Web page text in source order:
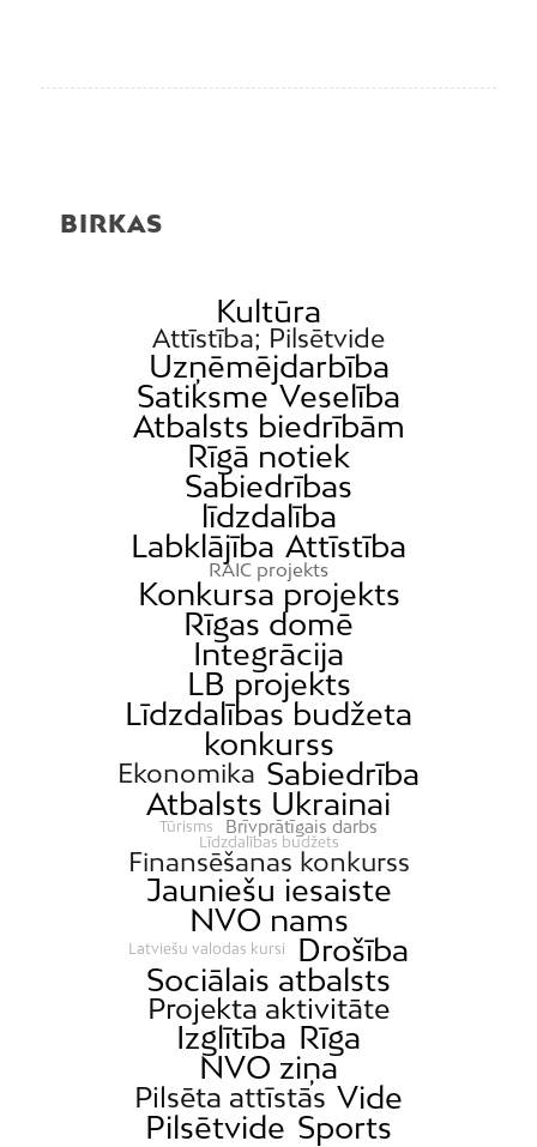
BIRKAS
Kultūra
Attīstība; Pilsētvide
Uzņēmējdarbība
Satiksme Veselība
Atbalsts biedrībām
Rīgā notiek
Sabiedrības
līdzdalība
Labklājība Attīstība
RAIC projekts
Konkursa projekts
Rīgas domē
Integrācija
LB projekts
Līdzdalības budžeta
konkurss
Ekonomika Sabiedrība
Atbalsts Ukrainai
Tūrisms Brīvprātīgais darbs
Līdzdalības budžets
Finansēšanas konkurss
Jauniešu iesaiste
NVO nams
Latviešu valodas kursi
Drošība
Sociālais atbalsts
Projekta aktivitāte
Izglītība Rīga
NVO ziņa
Pilsēta attīstās Vide
Pilsētvide Sports